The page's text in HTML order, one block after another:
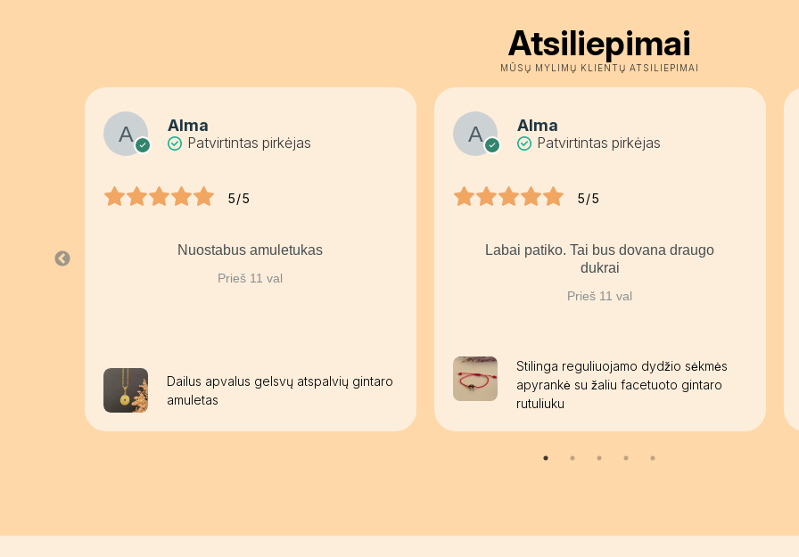
Atsiliepimai
MŪSŲ MYLIMŲ KLIENTŲ ATSILIEPIMAI
Alma
Patvirtintas pirkėjas
5/5
Nuostabus amuletukas
Prieš 11 val
Dailus apvalus gelsvų atspalvių gintaro
amuletas
Alma
Patvirtintas pirkėjas
5/5
Labai patiko. Tai bus dovana draugo
dukrai
Prieš 11 val
Stilinga reguliuojamo dydžio sėkmės
apyrankė su žaliu facetuoto gintaro
rutuliuku